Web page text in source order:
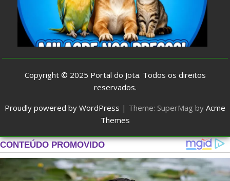
Copyright © 2025 Portal do Jota. Todos os direitos
reservados.
Proudly powered by WordPress | Theme: SuperMag by Acme
Themes